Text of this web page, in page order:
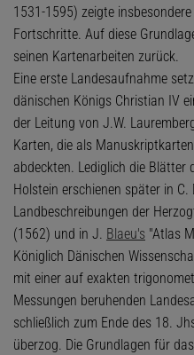
1531-1595) zeigte
Fortschritte. Auf diese
seinen Kartenarbeiten zurück.
Eine erste Landesaufnahme
dänischen Königs Christian IV
der Leitung von J.W.
Karten, die als
abdeckten. Lediglich die Blätter
Holstein erschienen später in C.
Landbeschreibungen der
(1562) und in J. Blaeu's "Atlas
Königlich Dänischen
mit einer auf exakten
Messungen beruhenden
schließlich zum Ende des 18.
überzog. Die Grundlagen für